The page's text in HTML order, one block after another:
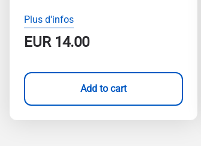
Plus d'infos
EUR14.00
Add to cart